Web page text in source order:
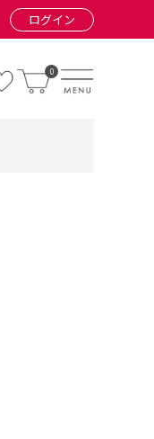
ログイン
0